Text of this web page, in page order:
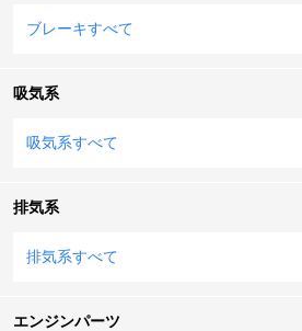
ブレーキすべて
吸気系
吸気系すべて
排気系
排気系すべて
エンジンパーツ